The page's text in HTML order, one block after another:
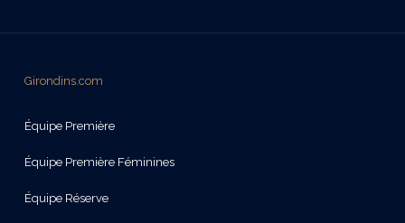
Girondins.com
Équipe Première
Équipe Première Féminines
Équipe Réserve